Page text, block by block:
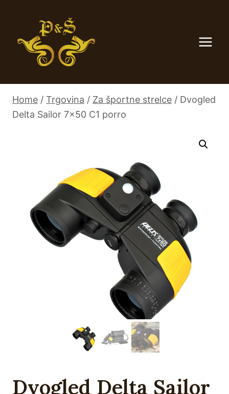
Home / Trgovina / Za športne strelce / Dvogled
Delta Sailor 7×50 C1 porro
Dvogled Delta Sailor